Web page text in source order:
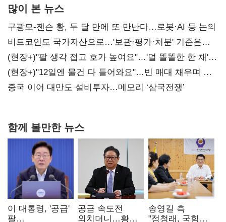
많이 본 뉴스
구광모-젠슨 황, 두 달 만에 또 만난다…로봇·AI 등 논의
비트코인도 국가자산으로…'보관·평가·처분' 기준은
숙제
(현장+)"팔 생각 접고 호가 높여요"…'덜 똘똘한 한 채'
20억 키맞추기
(현장+)"12일엔 물건 다 들어와요"…빈 매대 채우며 문
연 홈플러스
중국 이어 대만도 설비투자…메모리 ‘삼국전쟁’
함께 볼만한 뉴스
이 대통령, '공급'
팔
공급 속도전
외치더니…황희,
송영길 측
"정청래, 국힘